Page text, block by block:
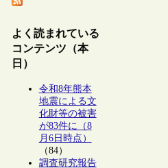
よく読まれている
コンテンツ（本
日）
令和8年熊本
地震による文
化財等の被害
が83件に（8
月6日時点）
（84）
調査研究報告